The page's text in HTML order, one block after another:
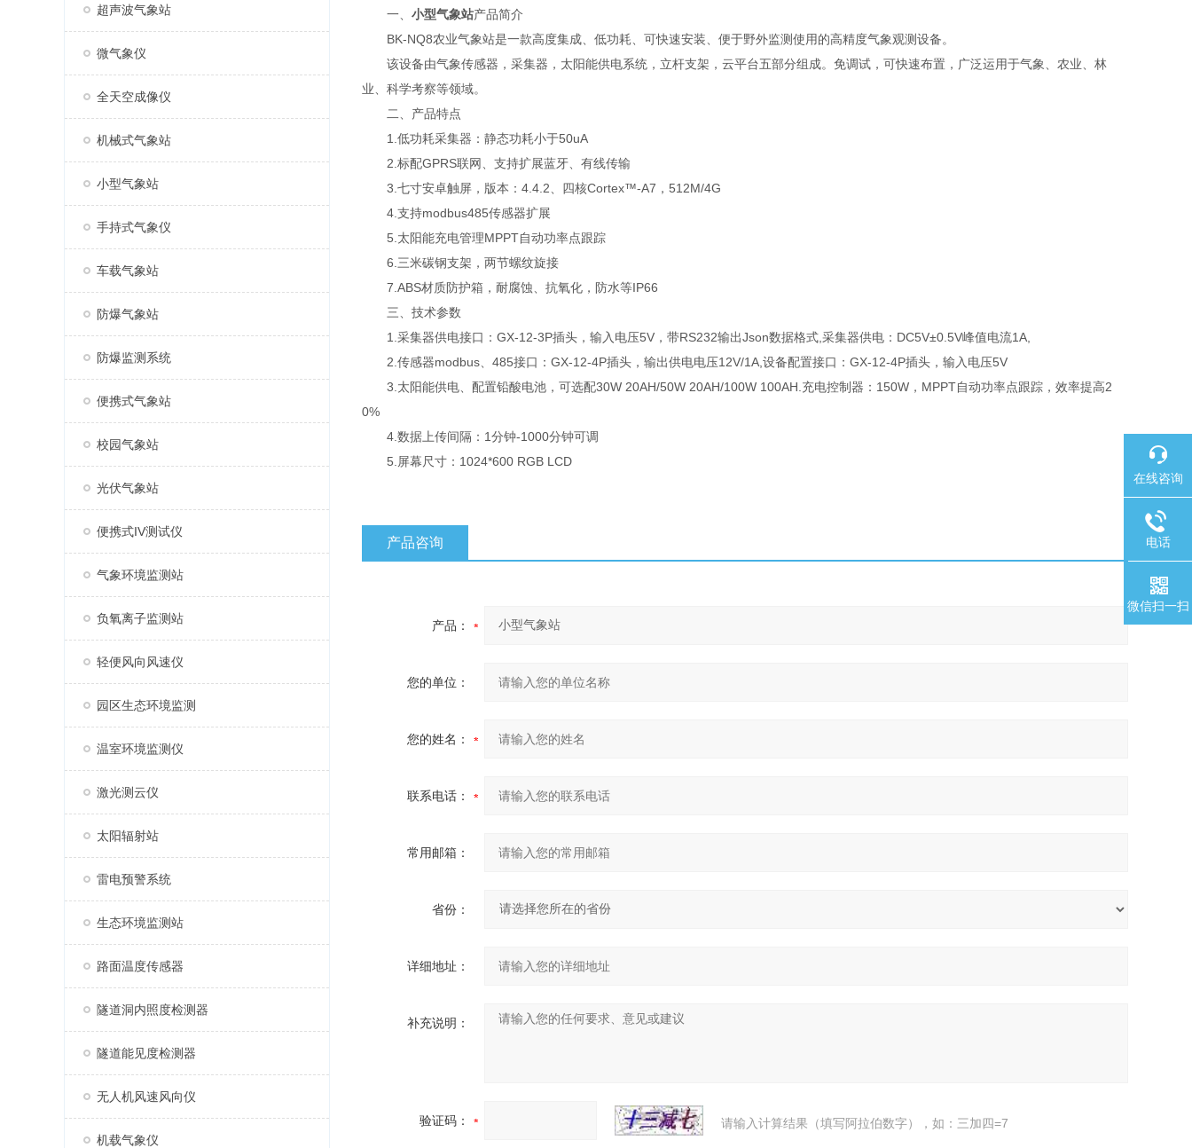
超声波气象站
微气象仪
全天空成像仪
机械式气象站
小型气象站
手持式气象仪
车载气象站
防爆气象站
防爆监测系统
便携式气象站
校园气象站
光伏气象站
便携式IV测试仪
气象环境监测站
负氧离子监测站
轻便风向风速仪
园区生态环境监测
温室环境监测仪
激光测云仪
太阳辐射站
雷电预警系统
生态环境监测站
路面温度传感器
隧道洞内照度检测器
隧道能见度检测器
无人机风速风向仪
机载气象仪
一、 小型气象站产品简介
BK-NQ8农业气象站是一款高度集成、低功耗、可快速安装、便于野外监测使用的高精度气象观测设备。
该设备由气象传感器，采集器，太阳能供电系统，立杆支架，云平台五部分组成。免调试，可快速布置，广泛运用于气象、农业、林
业、科学考察等领域。
二、产品特点
1.低功耗采集器：静态功耗小于50uA
2.标配GPRS联网、支持扩展蓝牙、有线传输
3.七寸安卓触屏，版本：4.4.2、四核Cortex™-A7，512M/4G
4.支持modbus485传感器扩展
5.太阳能充电管理MPPT自动功率点跟踪
6.三米碳钢支架，两节螺纹旋接
7.ABS材质防护箱，耐腐蚀、抗氧化，防水等IP66
三、技术参数
1.采集器供电接口：GX-12-3P插头，输入电压5V，带RS232输出Json数据格式,采集器供电：DC5V±0.5V峰值电流1A,
2.传感器modbus、485接口：GX-12-4P插头，输出供电电压12V/1A,设备配置接口：GX-12-4P插头，输入电压5V
3.太阳能供电、配置铅酸电池，可选配30W 20AH/50W 20AH/100W 100AH.充电控制器：150W，MPPT自动功率点跟踪，效率提高2
0%
4.数据上传间隔：1分钟-1000分钟可调
5.屏幕尺寸：1024*600 RGB LCD
产品咨询
产品：
您的单位：
您的姓名：
联系电话：
常用邮箱：
省份：
详细地址：
补充说明：
验证码： 请输入计算结果（填写阿拉伯数字），如：三加四=7
在线咨询
电话
微信扫一扫